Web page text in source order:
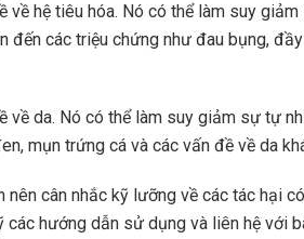
về hệ tiêu hóa. Nó có thể làm suy
đến các triệu chứng như đau bụng,
về da. Nó có thể làm suy giảm sự tự
mụn trứng cá và các vấn đề về da
cân nhắc kỹ lưỡng về các tác hại
hướng dẫn sử dụng và liên hệ với